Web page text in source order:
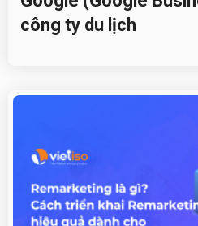
công ty du lịch